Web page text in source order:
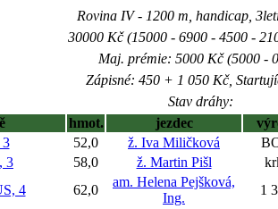
Rovina IV - 1200 m, handicap,
30000 Kč (15000 - 6900 - 4500 -
Maj. prémie: 5000 Kč (5000 -
Zápisné: 450 + 1 050 Kč,
Stav dráhy:
hmot. jezdec
52,0 ž. Iva Miličková
3
58,0 ž. Martin Pišl
4
62,0
am. Helena Pejšková,
Ing.
1